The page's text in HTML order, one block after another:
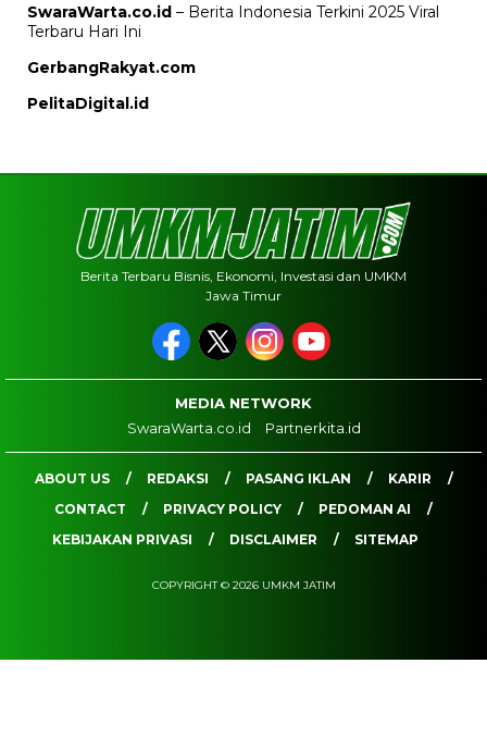
SwaraWarta.co.id – Berita Indonesia Terkini 2025 Viral
Terbaru Hari Ini
GerbangRakyat.com
PelitaDigital.id
Berita Terbaru Bisnis, Ekonomi, Investasi dan UMKM
Jawa Timur
MEDIA NETWORK
SwaraWarta.co.id
Partnerkita.id
ABOUT US REDAKSI PASANG IKLAN
KARIR
CONTACT
PRIVACY POLICY
PEDOMAN AI
KEBIJAKAN PRIVASI
DISCLAIMER SITEMAP
COPYRIGHT © 2026 UMKM JATIM